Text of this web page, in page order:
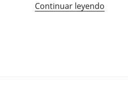
Continuar leyendo